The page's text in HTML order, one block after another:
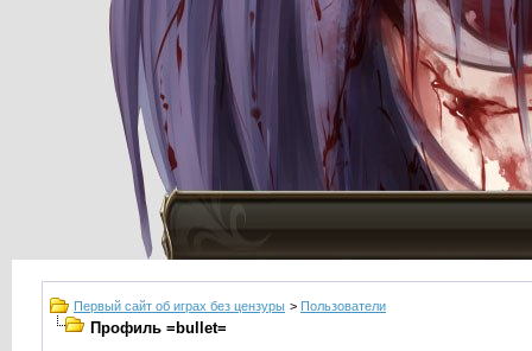
Первый сайт об играх без цензуры > Пользователи
Профиль =bullet=